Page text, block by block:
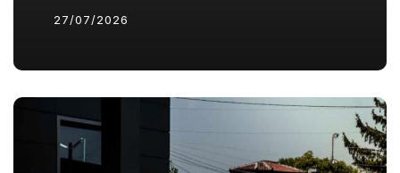
27/07/2026